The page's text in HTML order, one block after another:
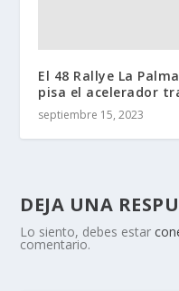
El 48 Rallye La
pisa el acelerador
septiembre 15, 2023
DEJA UNA
Lo siento, debes estar
comentario.